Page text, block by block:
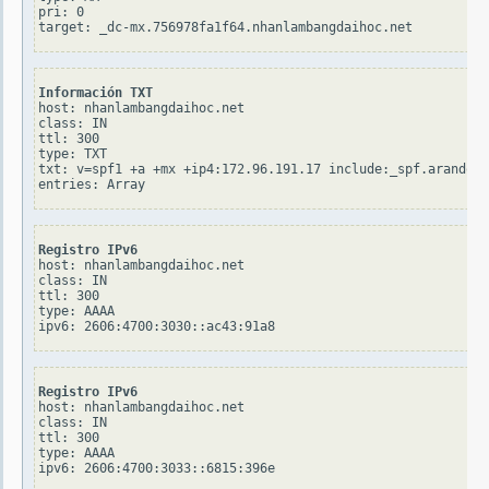
pri: 0
Información TXT
host: nhanlambangdaihoc.net
class: IN
ttl: 300
type: TXT
txt: v=spf1 +a +mx +ip4:172.96.191.17
Registro IPv6
host: nhanlambangdaihoc.net
class: IN
ttl: 300
type: AAAA
Registro IPv6
host: nhanlambangdaihoc.net
class: IN
ttl: 300
type: AAAA